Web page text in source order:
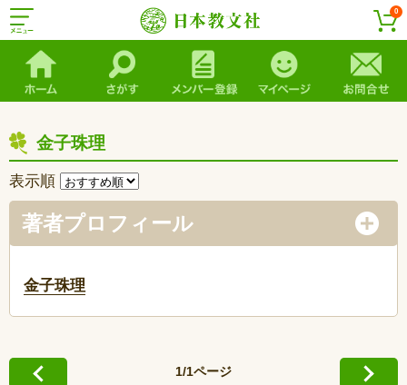
0
金子珠理
表示順
著者プロフィール
金子珠理
1/1ページ